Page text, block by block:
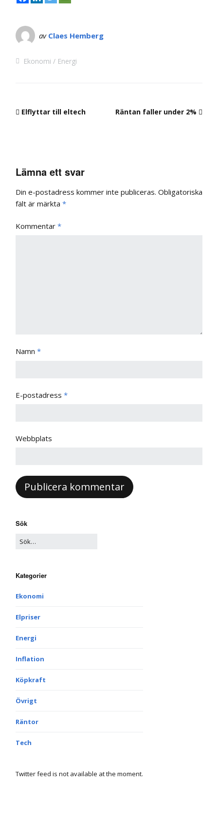
av Claes Hemberg
Ekonomi Energi
Elflyttar till eltech Räntan faller under 2%
Lämna ett svar
Din e-postadress kommer inte publiceras. Obligatoriska
fält är märkta *
Kommentar *
Namn *
E-postadress *
Webbplats
Sök
Kategorier
Ekonomi
Elpriser
Energi
Inflation
Köpkraft
Övrigt
Räntor
Tech
Twitter feed is not available at the moment.